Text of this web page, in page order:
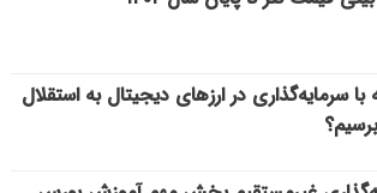
سرمایه‌گذاری در ارزهای دیجیتال به استقلال